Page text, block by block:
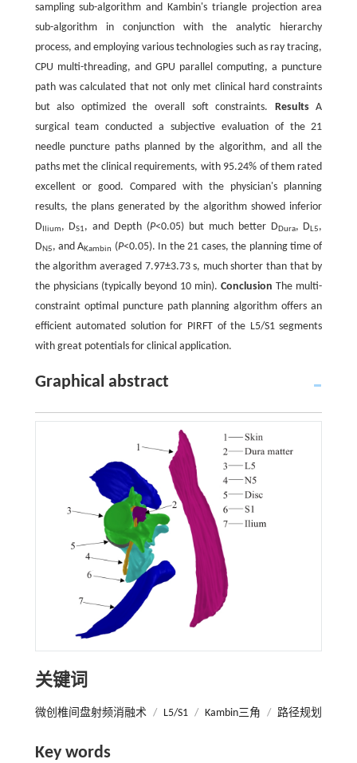
sampling sub-algorithm and Kambin's triangle projection area
sub-algorithm in conjunction with the analytic hierarchy
process, and employing various technologies such as ray tracing,
CPU multi-threading, and GPU parallel computing, a puncture
path was calculated that not only met clinical hard constraints
but also optimized the overall soft constraints. ResultsA
surgical team conducted a subjective evaluation of the 21
needle puncture paths planned by the algorithm, and all the
paths met the clinical requirements, with 95.24% of them rated
excellent or good. Compared with the physician's planning
results, the plans generated by the algorithm showed inferior
DIlium, DS1, and Depth (P<0.05) but much better DDura, DL5,
DN5, and AKambin (P<0.05). In the 21 cases, the planning time of
the algorithm averaged 7.97±3.73 s, much shorter than that by
the physicians (typically beyond 10 min).Conclusion The multi-
constraint optimal puncture path planning algorithm offers an
efficient automated solution for PIRFT of the L5/S1 segments
with great potentials for clinical application.
Graphical abstract
关键词
微创椎间盘射频消融术 / L5/S1 / Kambin三角 / 路径规划
Key words